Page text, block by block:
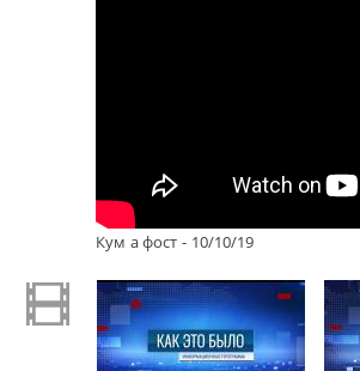
Кум а фост - 10/10/19